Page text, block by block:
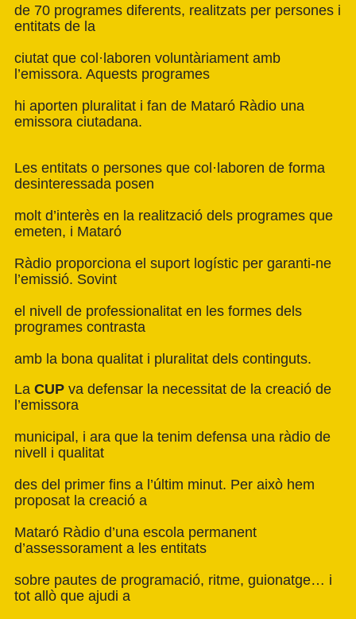
de 70 programes diferents, realitzats per persones i
entitats de la
ciutat que col·laboren voluntàriament amb
l’emissora. Aquests programes
hi aporten pluralitat i fan de Mataró Ràdio una
emissora ciutadana.
Les entitats o persones que col·laboren de forma
desinteressada posen
molt d’interès en la realització dels programes que
emeten, i Mataró
Ràdio proporciona el suport logístic per garanti-ne
l’emissió. Sovint
el nivell de professionalitat en les formes dels
programes contrasta
amb la bona qualitat i pluralitat dels continguts.
La CUP va defensar la necessitat de la creació de
l’emissora
municipal, i ara que la tenim defensa una ràdio de
nivell i qualitat
des del primer fins a l’últim minut. Per això hem
proposat la creació a
Mataró Ràdio d’una escola permanent
d’assessorament a les entitats
sobre pautes de programació, ritme, guionatge… i
tot allò que ajudi a